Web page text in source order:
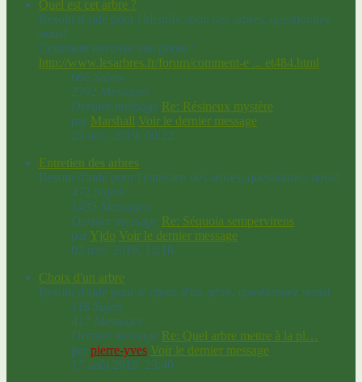
Quel est cet arbre ?
Besoin d'aide pour l'identification des arbres, questionnez
nous!
Comment envoyer une photo :
http://www.lesarbres.fr/forum/comment-e ... et484.html
666 Sujets
2792 Messages
Dernier message Re: Résineux mystère
par Marshall Voir le dernier message
25 nov. 2019, 00:22
Entretien des arbres
Besoin d'aide pour l'entretien des arbres, questionnez nous!
472 Sujets
1435 Messages
Dernier message Re: Séquoia sempervirens
par Yjdo Voir le dernier message
02 nov. 2019, 13:18
Choix d'un arbre
Besoin d'aide pour le choix d'un arbre, questionnez nous!
118 Sujets
417 Messages
Dernier message Re: Quel arbre mettre à la pl…
par pierre-yves Voir le dernier message
17 août 2019, 23:40